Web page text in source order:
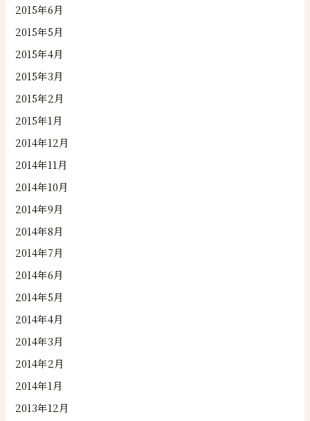
2015年6月
2015年5月
2015年4月
2015年3月
2015年2月
2015年1月
2014年12月
2014年11月
2014年10月
2014年9月
2014年8月
2014年7月
2014年6月
2014年5月
2014年4月
2014年3月
2014年2月
2014年1月
2013年12月